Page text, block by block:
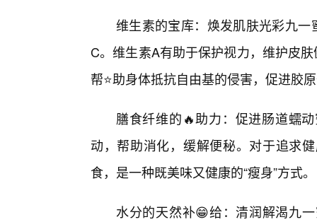
维生素的宝库：焕发肌肤光彩九
C。维生素A有助于保护视力，维护皮
帮⭐助身体抵抗自由基的侵害，促进胶
膳食纤维的🔥助力：促进肠道蠕
动，帮助消化，缓解便秘。对于追求
食，是一种既美味又健康的“瘦身”方式。
水分的天然补😁给：清润解渴九